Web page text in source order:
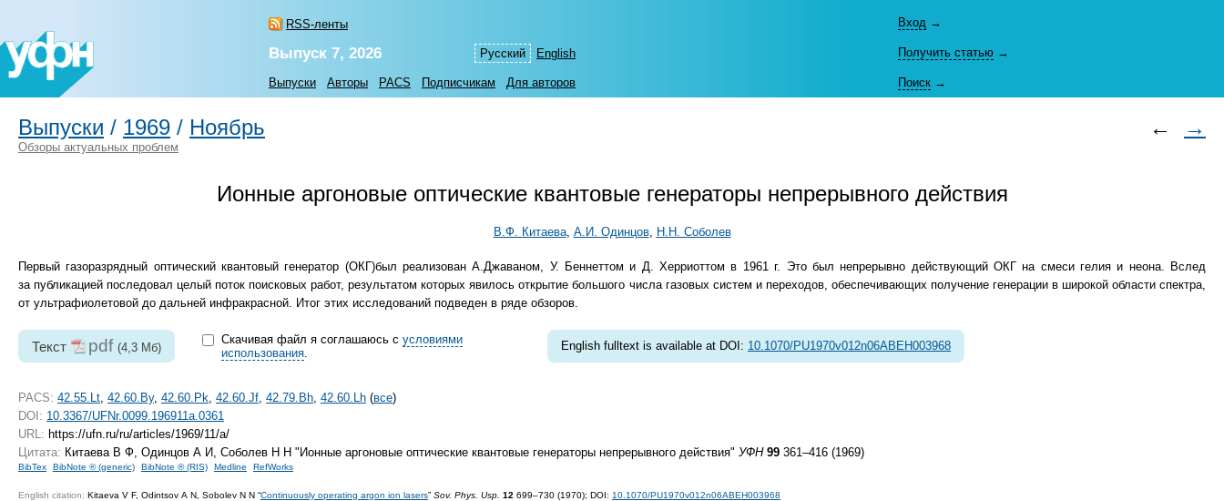
RSS-ленты
Русский English
Вход →
Выпуск 7, 2026 Получить статью →
Выпуски Авторы PACS Подписчикам Для авторов Поиск →
Выпуски / 1969 / Ноябрь ← →
Обзоры актуальных проблем
Ионные аргоновые оптические квантовые генераторы непрерывного действия
В.Ф. Китаева, А.И. Одинцов, Н.Н. Соболев
Первый газоразрядный оптический квантовый генератор (ОКГ)был реализован А.Джаваном, У. Беннеттом и Д. Херриоттом в 1961 г. Это был непрерывно действующий ОКГ на смеси гелия и неона. Вслед
за публикацией последовал целый поток поисковых работ, результатом которых явилось открытие большого числа газовых систем и переходов, обеспечивающих получение генерации в широкой области спектра,
от ультрафиолетовой до дальней инфракрасной. Итог этих исследований подведен в ряде обзоров.
Текст pdf (4,3 Мб)
Скачивая файл я соглашаюсь с условиями
использования.
English fulltext is available at DOI: 10.1070/PU1970v012n06ABEH003968
PACS: 42.55.Lt 42.60.By, 42.60.Pk 42.60.Jf 42.79.Bh 42.60.Lh (все)
DOI: 10.3367/UFNr.0099.196911a.0361
URL: https://ufn.ru/ru/articles/1969/11/a/
Цитата: Китаева В Ф, Одинцов А И, Соболев Н Н "Ионные аргоновые оптические квантовые генераторы непрерывного действия" УФН 99 361–416 (1969)
BibTex BibNote ® (generic) BibNote ® (RIS) Medline RefWorks
English citation: Kitaeva V F, Odintsov A N, Sobolev N N “Continuously operating argon ion lasers” Sov. Phys. Usp. 12 699–730 (1970); DOI: 10.1070/PU1970v012n06ABEH003968